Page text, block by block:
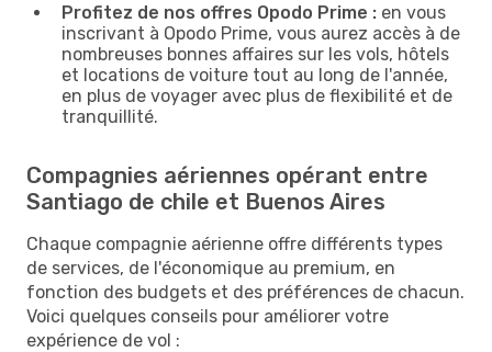
Profitez de nos offres Opodo Prime : en vous
inscrivant à Opodo Prime, vous aurez accès à de
nombreuses bonnes affaires sur les vols, hôtels
et locations de voiture tout au long de l'année,
en plus de voyager avec plus de flexibilité et de
tranquillité.
Compagnies aériennes opérant entre
Santiago de chile et Buenos Aires
Chaque compagnie aérienne offre différents types
de services, de l'économique au premium, en
fonction des budgets et des préférences de chacun.
Voici quelques conseils pour améliorer votre
expérience de vol :